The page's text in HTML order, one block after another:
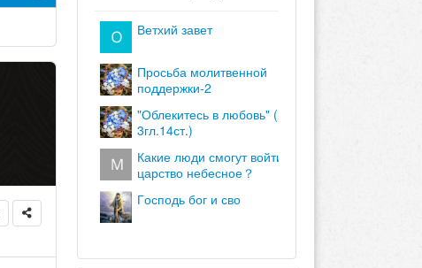
ветхий завет
просьба молитвенной
поддержки-2
"облекитесь в любовь" (кол.
3гл.14ст.)
какие люди смогут войти в
царство небесное？
господь бог и сво